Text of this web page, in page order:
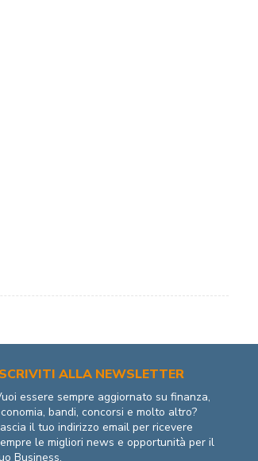
ALLA NEWSLETTER
essere sempre aggiornato su finanza,
bandi, concorsi e molto altro?
il tuo indirizzo email per ricevere
le migliori news e opportunità per il
Business.